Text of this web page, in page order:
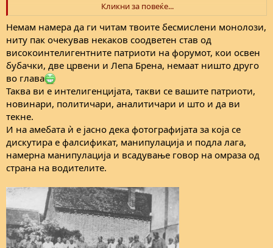
За среќа, дури и од вас има потешки бидали, и тоа овде, меѓу
Македонците. Една таква будала потекнува од сега веќе
славното Муртино, која (будала) ве нарече „админстратори„,
иако и самиот лик е доволно глуп и не разбира што е тоа
„администратор„ во време на војна и на окупација...
Утешно за вас, нели?...
Кликни за повеќе...
Немам намера да ги читам твоите бесмислени монолози,
ниту пак очекував некаков соодветен став од
високоинтелигентните патриоти на форумот, кои освен
бубачки, две црвени и Лепа Брена, немаат ништо друго
во глава
Таква ви е интелигенцијата, такви се вашите патриоти,
новинари, политичари, аналитичари и што и да ви
текне.
И на амебата ѝ е јасно дека фотографијата за која се
дискутира е фалсификат, манипулација и подла лага,
намерна манипулација и всадување говор на омраза од
страна на водителите.